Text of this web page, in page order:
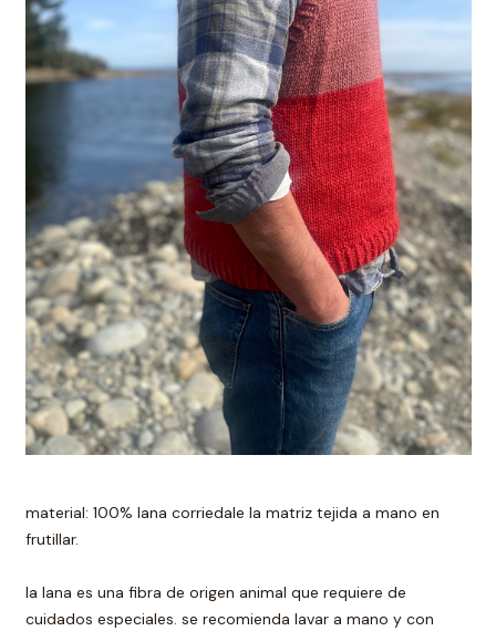
material: 100% lana corriedale la matriz tejida a mano en
frutillar.
la lana es una fibra de origen animal que requiere de
cuidados especiales. se recomienda lavar a mano y con